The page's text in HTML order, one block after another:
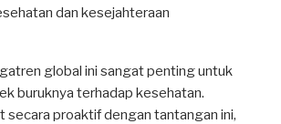
dan kesejahteraan
global ini sangat penting untuk
buruknya terhadap kesehatan.
secara proaktif dengan tantangan ini,